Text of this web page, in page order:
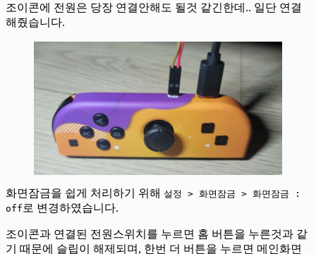
조이콘에 전원은 당장 연결안해도 될것 같긴한데.. 일단 연결
해줬습니다.
화면잠금을 쉽게 처리하기 위해 설정 > 화면잠금 > 화면잠금 :
off 로 변경하였습니다.
조이콘과 연결된 전원스위치를 누르면 홈 버튼을 누른것과 같
기 때문에 슬립이 해제되며, 한번 더 버튼을 누르면 메인화면